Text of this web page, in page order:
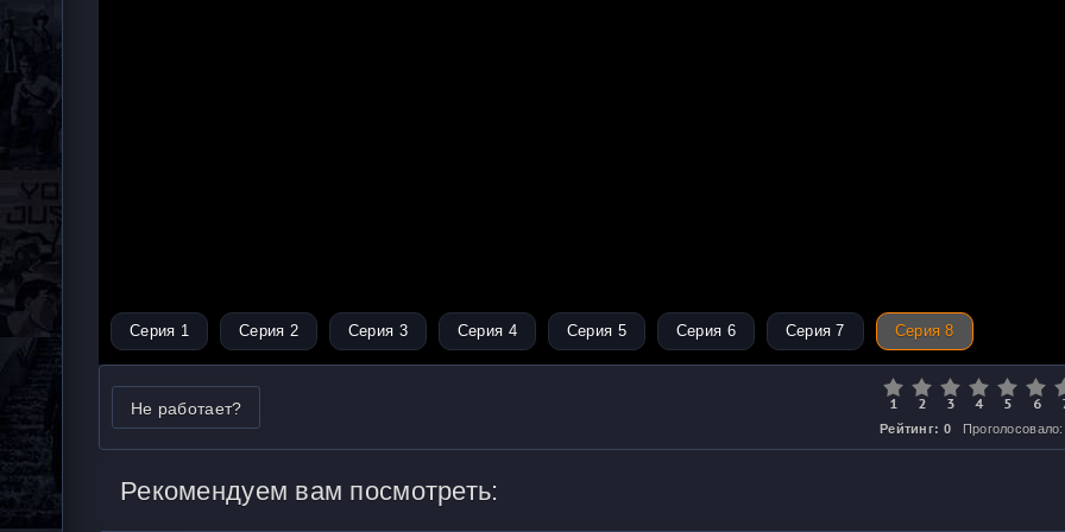
Серия 1 Серия 2 Серия 3 Серия 4 Серия 5 Серия 6 Серия 7 Серия 8
Не работает?
Рейтинг: 0
Рекомендуем вам посмотреть: